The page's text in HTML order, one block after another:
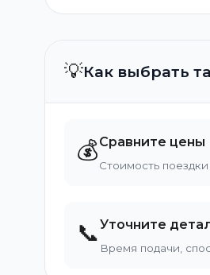
💡Как выбрать
💰Сравните цены
Стоимость
📞Уточните
Время подачи,